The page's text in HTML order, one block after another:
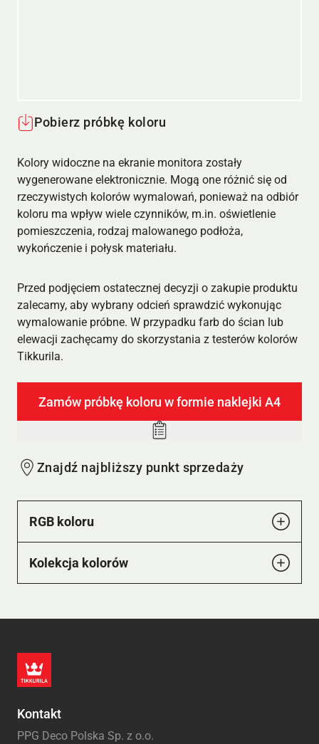
Pobierz próbkę koloru
Kolory widoczne na ekranie monitora zostały
wygenerowane elektronicznie. Mogą one różnić się od
rzeczywistych kolorów wymalowań, ponieważ na odbiór
koloru ma wpływ wiele czynników, m.in. oświetlenie
pomieszczenia, rodzaj malowanego podłoża,
wykończenie i połysk materiału.
Przed podjęciem ostatecznej decyzji o zakupie produktu
zalecamy, aby wybrany odcień sprawdzić wykonując
wymalowanie próbne. W przypadku farb do ścian lub
elewacji zachęcamy do skorzystania z testerów kolorów
Tikkurila.
Zamów próbkę koloru w formie naklejki A4
Add
wishlist
Znajdź najbliższy punkt sprzedaży
RGB koloru
Kolekcja kolorów
Kontakt
PPG Deco Polska Sp. z o.o.